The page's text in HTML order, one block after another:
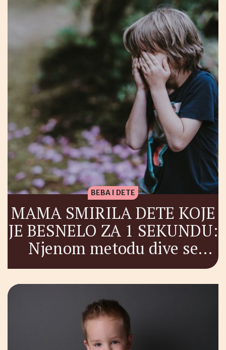
BEBA I DETE
MAMA SMIRILA DETE KOJE
JE BESNELO ZA 1 SEKUNDU:
Njenom metodu dive se
roditelji širom planete!
(VIDEO)